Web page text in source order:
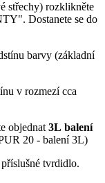
střechy) rozklikněte
Dostanete se do
barvy (základní
v rozmezí cca
objednat 3L balení
20 - balení 3L)
tvrdidlo.